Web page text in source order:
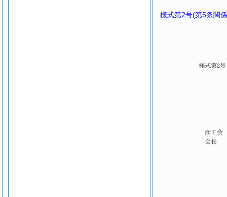
様式第2号(第5条関